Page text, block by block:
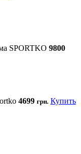
SPORTKO 9800
4699 грн. Купить